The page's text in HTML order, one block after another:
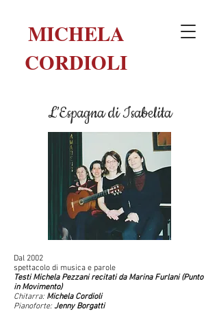
MICHELA
CORDIOLI
L’Espagna di Isabelita
Dal 2002
spettacolo di musica e parole
Testi Michela Pezzani recitati da Marina Furlani (Punto
in Movimento)
Chitarra: Michela Cordioli
Pianoforte: Jenny Borgatti